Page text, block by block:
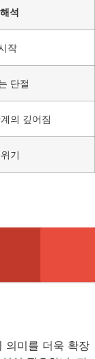
해석
작
단절
의 깊어짐
기
의미를 더욱 확장